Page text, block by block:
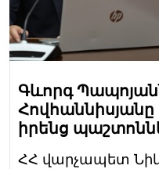
Գևորգ
իրենց
ՀՀ վարչապետ